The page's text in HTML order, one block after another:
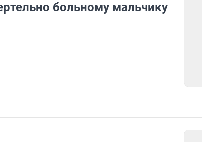
больному мальчику